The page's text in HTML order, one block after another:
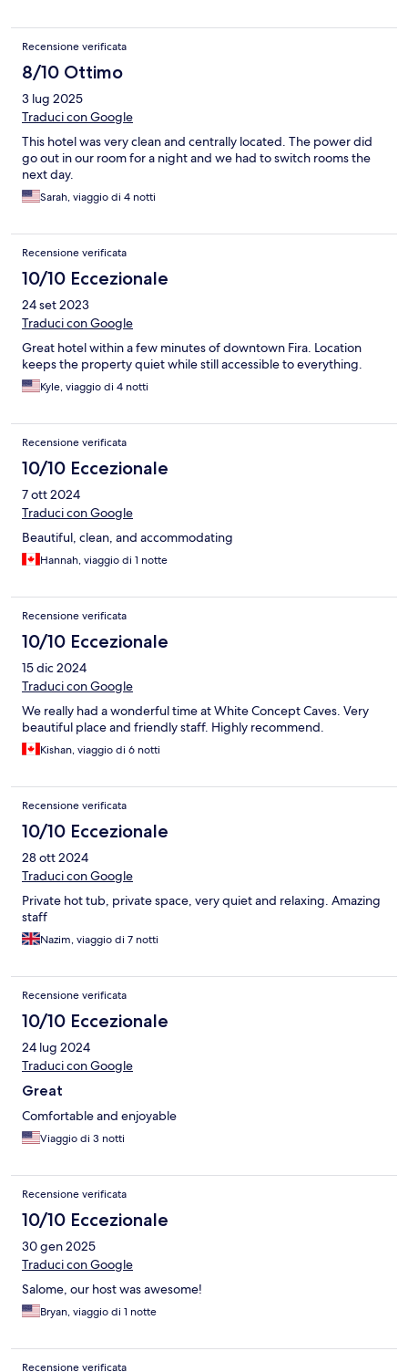
Recensione verificata
8/10 Ottimo
3 lug 2025
Traduci con Google
This hotel was very clean and centrally located. The power did
go out in our room for a night and we had to switch rooms the
next day.
Sarah, viaggio di 4 notti
Recensione verificata
10/10 Eccezionale
24 set 2023
Traduci con Google
Great hotel within a few minutes of downtown Fira. Location
keeps the property quiet while still accessible to everything.
Kyle, viaggio di 4 notti
Recensione verificata
10/10 Eccezionale
7 ott 2024
Traduci con Google
Beautiful, clean, and accommodating
Hannah, viaggio di 1 notte
Recensione verificata
10/10 Eccezionale
15 dic 2024
Traduci con Google
We really had a wonderful time at White Concept Caves. Very
beautiful place and friendly staff. Highly recommend.
Kishan, viaggio di 6 notti
Recensione verificata
10/10 Eccezionale
28 ott 2024
Traduci con Google
Private hot tub, private space, very quiet and relaxing. Amazing
staff
Nazim, viaggio di 7 notti
Recensione verificata
10/10 Eccezionale
24 lug 2024
Traduci con Google
Great
Comfortable and enjoyable
Viaggio di 3 notti
Recensione verificata
10/10 Eccezionale
30 gen 2025
Traduci con Google
Salome, our host was awesome!
Bryan, viaggio di 1 notte
Recensione verificata